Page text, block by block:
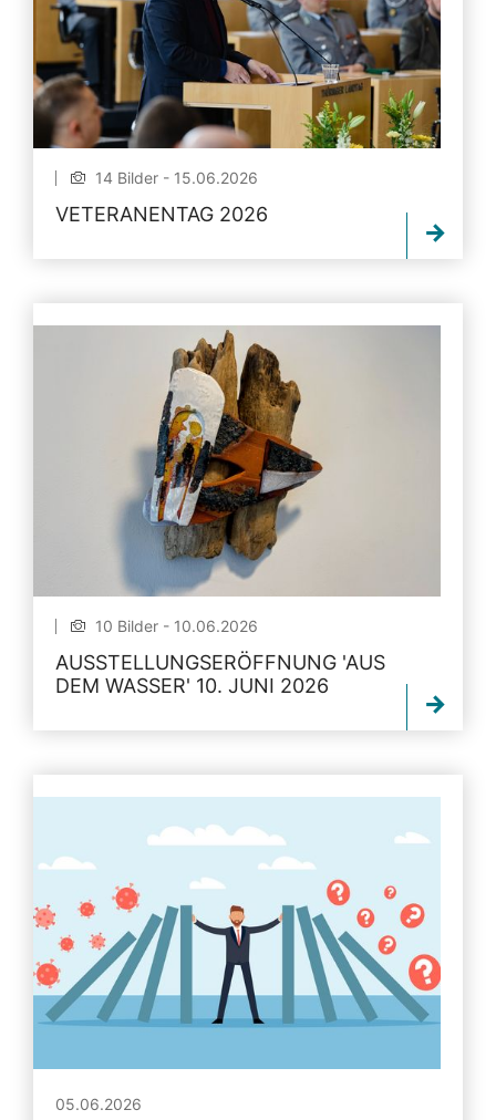
14 Bilder - 15.06.2026
VETERANENTAG 2026
10 Bilder - 10.06.2026
AUSSTELLUNGSERÖFFNUNG 'AUS
DEM WASSER' 10. JUNI 2026
05.06.2026